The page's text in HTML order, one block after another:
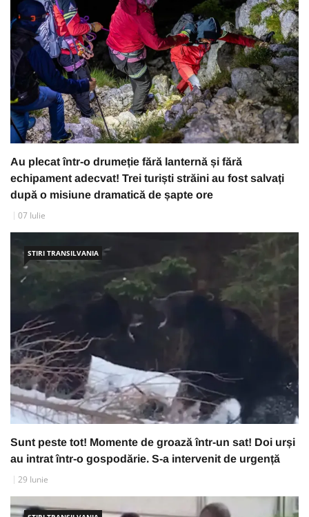
Au plecat într-o drumeție fără lanternă și fără
echipament adecvat! Trei turiști străini au fost salvați
după o misiune dramatică de șapte ore
07 Iulie
STIRI TRANSILVANIA
Sunt peste tot! Momente de groază într-un sat! Doi urși
au intrat într-o gospodărie. S-a intervenit de urgență
29 Iunie